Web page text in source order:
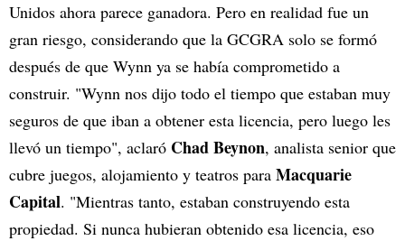
Unidos ahora parece ganadora. Pero en realidad fue un
gran riesgo, considerando que la GCGRA solo se formó
después de que Wynn ya se había comprometido a
construir. "Wynn nos dijo todo el tiempo que estaban muy
seguros de que iban a obtener esta licencia, pero luego les
llevó un tiempo", aclaró Chad Beynon, analista senior que
cubre juegos, alojamiento y teatros para Macquarie
Capital. "Mientras tanto, estaban construyendo esta
propiedad. Si nunca hubieran obtenido esa licencia, eso